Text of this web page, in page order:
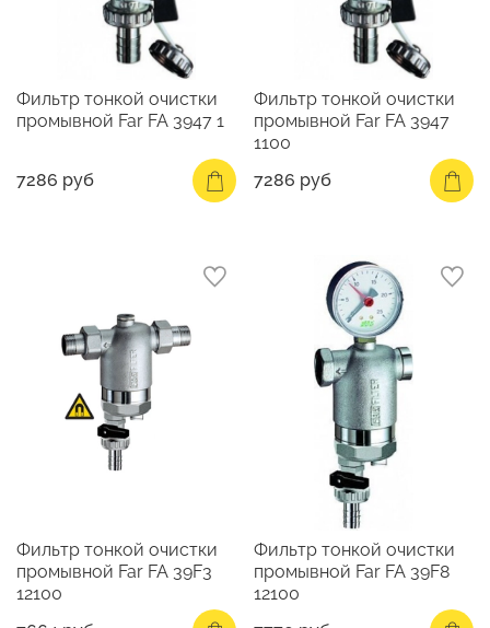
Фильтр тонкой очистки
промывной Far FA 3947 1
7286 руб
Фильтр тонкой очистки
промывной Far FA 3947
1100
7286 руб
Фильтр тонкой очистки
промывной Far FA 39F3
12100
Фильтр тонкой очистки
промывной Far FA 39F8
12100